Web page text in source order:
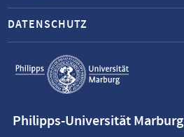
Service-
Navigation
DATENSCHUTZ
Philipps-
Philipps-Universität Marburg